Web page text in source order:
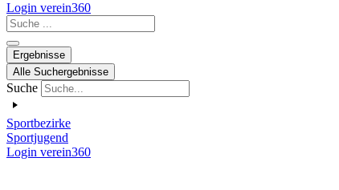
Login verein360
Search
...
Ergebnisse
Alle Suchergebnisse
Suche
Sportbezirke
Sportjugend
Login verein360